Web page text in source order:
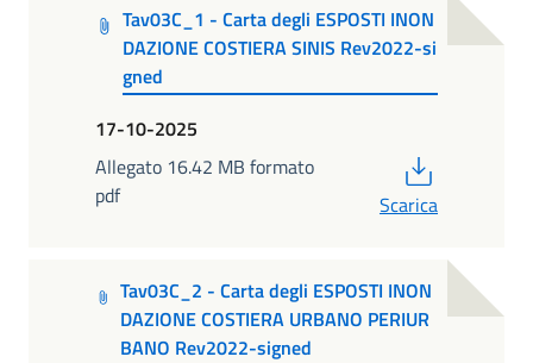
Tav03C_1 - Carta degli ESPOSTI INON
DAZIONE COSTIERA SINIS Rev2022-si
gned
17-10-2025
Allegato 16.42 MB formato
pdf
Scarica
Tav03C_2 - Carta degli ESPOSTI INON
DAZIONE COSTIERA URBANO PERIUR
BANO Rev2022-signed